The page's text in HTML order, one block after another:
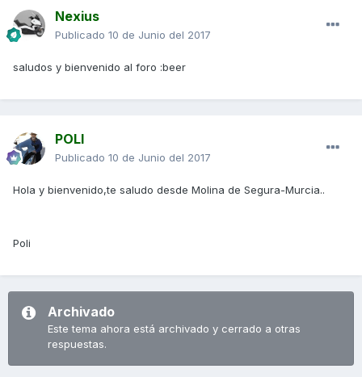
Nexius
Publicado 10 de Junio del 2017
saludos y bienvenido al foro :beer
POLI
Publicado 10 de Junio del 2017
Hola y bienvenido,te saludo desde Molina de Segura-Murcia..
Poli
Archivado
Este tema ahora está archivado y cerrado a otras
respuestas.